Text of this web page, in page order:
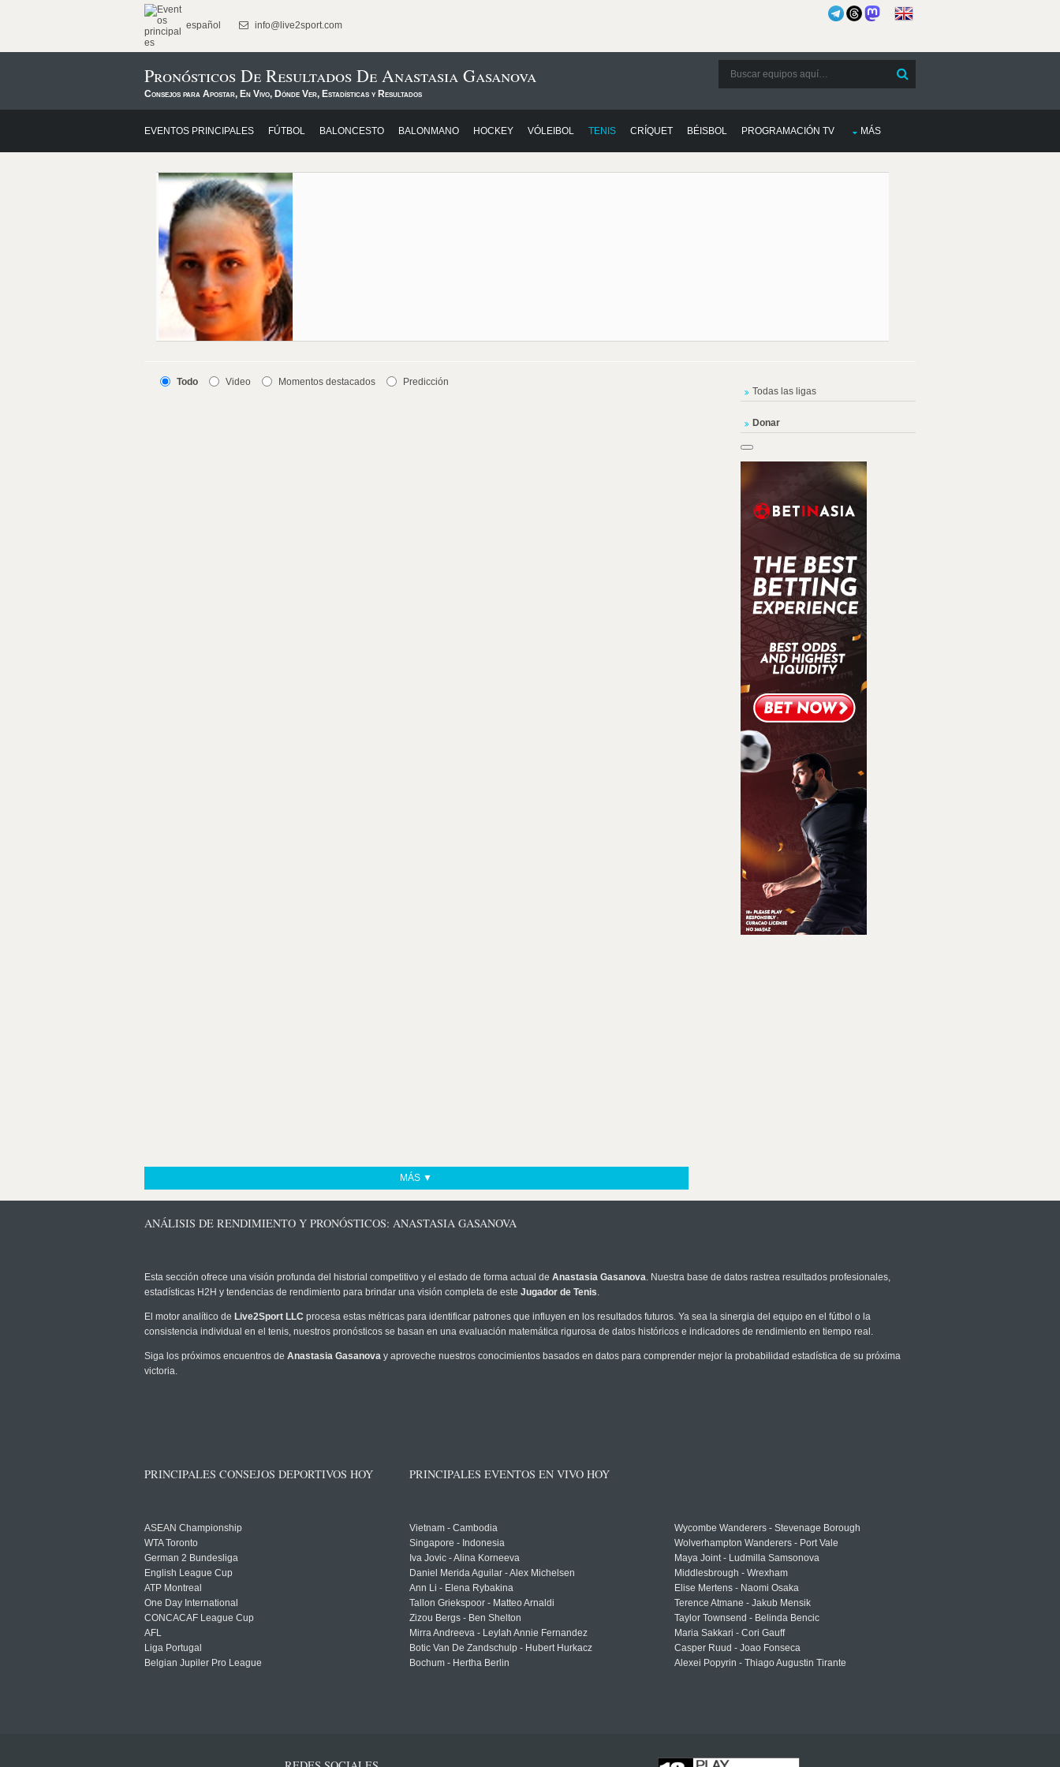
español info@live2sport.com
Pronósticos De Resultados De Anastasia Gasanova
Consejos para Apostar, En Vivo, Dónde Ver, Estadísticas y Resultados
EVENTOS PRINCIPALES FÚTBOL BALONCESTO BALONMANO HOCKEY VÓLEIBOL TENIS CRÍQUET BÉISBOL PROGRAMACIÓN TV MÁS
Todo Video Momentos destacados Predicción
MÁS ▼
Todas las ligas
Donar
ANÁLISIS DE RENDIMIENTO Y PRONÓSTICOS: ANASTASIA GASANOVA
Esta sección ofrece una visión profunda del historial competitivo y el estado de forma actual de Anastasia Gasanova. Nuestra base de datos rastrea resultados profesionales,
estadísticas H2H y tendencias de rendimiento para brindar una visión completa de este Jugador de Tenis.
El motor analítico de Live2Sport LLC procesa estas métricas para identificar patrones que influyen en los resultados futuros. Ya sea la sinergia del equipo en el fútbol o la
consistencia individual en el tenis, nuestros pronósticos se basan en una evaluación matemática rigurosa de datos históricos e indicadores de rendimiento en tiempo real.
Siga los próximos encuentros de Anastasia Gasanova y aproveche nuestros conocimientos basados en datos para comprender mejor la probabilidad estadística de su próxima
victoria.
PRINCIPALES CONSEJOS DEPORTIVOS HOY
ASEAN Championship
WTA Toronto
German 2 Bundesliga
English League Cup
ATP Montreal
One Day International
CONCACAF League Cup
AFL
Liga Portugal
Belgian Jupiler Pro League
PRINCIPALES EVENTOS EN VIVO HOY
Vietnam - Cambodia
Singapore - Indonesia
Iva Jovic - Alina Korneeva
Daniel Merida Aguilar - Alex Michelsen
Ann Li - Elena Rybakina
Tallon Griekspoor - Matteo Arnaldi
Zizou Bergs - Ben Shelton
Mirra Andreeva - Leylah Annie Fernandez
Botic Van De Zandschulp - Hubert Hurkacz
Bochum - Hertha Berlin
Wycombe Wanderers - Stevenage Borough
Wolverhampton Wanderers - Port Vale
Maya Joint - Ludmilla Samsonova
Middlesbrough - Wrexham
Elise Mertens - Naomi Osaka
Terence Atmane - Jakub Mensik
Taylor Townsend - Belinda Bencic
Maria Sakkari - Cori Gauff
Casper Ruud - Joao Fonseca
Alexei Popyrin - Thiago Augustin Tirante